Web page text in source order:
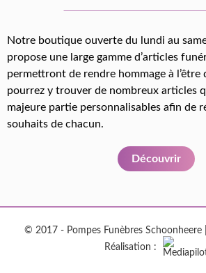
Notre boutique ouverte du lundi au
propose une large gamme d’articles
permettront de rendre hommage à l’être
pourrez y trouver de nombreux articles
majeure partie personnalisables afin de
souhaits de chacun.
Découvrir
© 2017 - Pompes Funèbres Schoonheere |
Réalisation :